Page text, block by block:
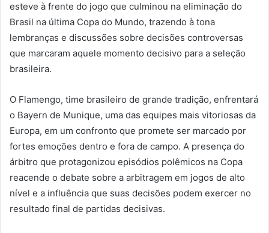
esteve à frente do jogo que culminou na eliminação do
Brasil na última Copa do Mundo, trazendo à tona
lembranças e discussões sobre decisões controversas
que marcaram aquele momento decisivo para a seleção
brasileira.
O Flamengo, time brasileiro de grande tradição, enfrentará
o Bayern de Munique, uma das equipes mais vitoriosas da
Europa, em um confronto que promete ser marcado por
fortes emoções dentro e fora de campo. A presença do
árbitro que protagonizou episódios polêmicos na Copa
reacende o debate sobre a arbitragem em jogos de alto
nível e a influência que suas decisões podem exercer no
resultado final de partidas decisivas.